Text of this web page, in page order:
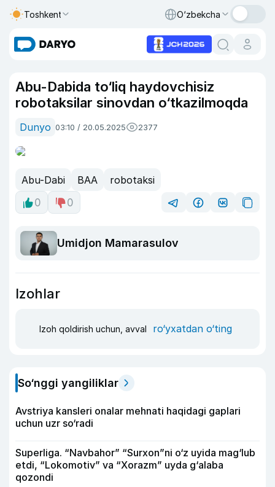
Toshkent O‘zbekcha
Abu-Dabida to‘liq haydovchisiz
robotaksilar sinovdan o‘tkazilmoqda
Dunyo 03:10 / 20.05.2025 2377
Abu-Dabi BAA
robotaksi
0
0
Umidjon Mamarasulov
Izohlar
Izoh qoldirish uchun, avval ro‘yxatdan o‘ting
So‘nggi yangiliklar
Avstriya kansleri onalar mehnati haqidagi gaplari
uchun uzr so‘radi
Superliga. “Navbahor” “Surxon”ni o‘z uyida mag‘lub
etdi, “Lokomotiv” va “Xorazm” uyda g‘alaba
qozondi